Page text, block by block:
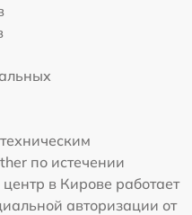
по истечении
в Кирове работает
авторизации от